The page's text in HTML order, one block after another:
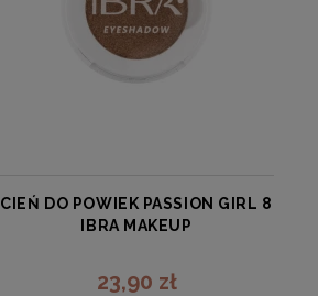
CIEŃ DO POWIEK PASSION GIRL 8
IBRA MAKEUP
IBRA
23,90 zł